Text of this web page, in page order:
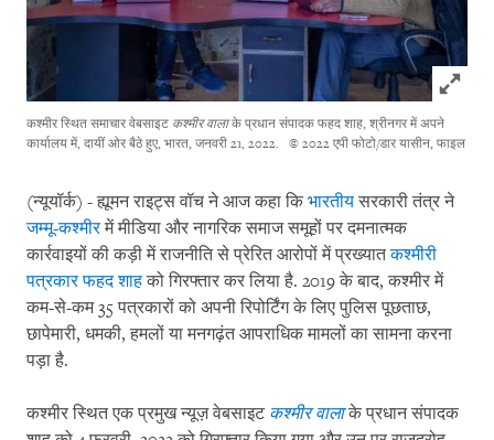
Click to
कश्मीर स्थित समाचार वेबसाइट कश्मीर वालाके प्रधान संपादक फहद शाह, श्रीनगर में अपने
कार्यालय में, दायीं ओर बैठे हुए, भारत, जनवरी 21, 2022.
© 2022 एपी फोटो/डार यासीन, फाइल
(न्यूयॉर्क) - ह्यूमन राइट्स वॉच ने आज कहा कि भारतीयसरकारी तंत्र ने
जम्मू-कश्मीरमें मीडिया और नागरिक समाज समूहों पर दमनात्मक
कार्रवाइयों की कड़ी में राजनीति से प्रेरित आरोपों में प्रख्यातकश्मीरी
पत्रकार फहद शाहको गिरफ्तार कर लिया है. 2019 के बाद, कश्मीर में
कम-से-कम 35 पत्रकारों को अपनी रिपोर्टिंग के लिए पुलिस पूछताछ,
छापेमारी, धमकी, हमलों या मनगढ़ंत आपराधिक मामलों का सामना करना
पड़ा है.
कश्मीर स्थित एक प्रमुख न्यूज़ वेबसाइट कश्मीर वालाके प्रधान संपादक